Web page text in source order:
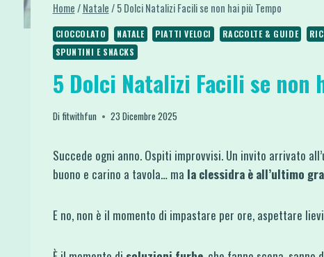
Home/ Natale/ 5 Dolci Natalizi Facili se non hai più Tempo
CIOCCOLATO NATALE PIATTI VELOCI RACCOLTE & GUIDE
SPUNTINI E SNACKS
5 Dolci Natalizi Facili se non
Difitwithfun 23 Dicembre 2025
Succede ogni anno. Ospiti improvvisi. Un invito arrivato
buono e carino a tavola… ma la clessidra è all’ultimo
E no, non è il momento di impastare per ore, aspettare